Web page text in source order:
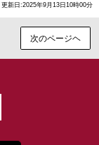
更新日:2025年9月13日10時00分
次のページヘ